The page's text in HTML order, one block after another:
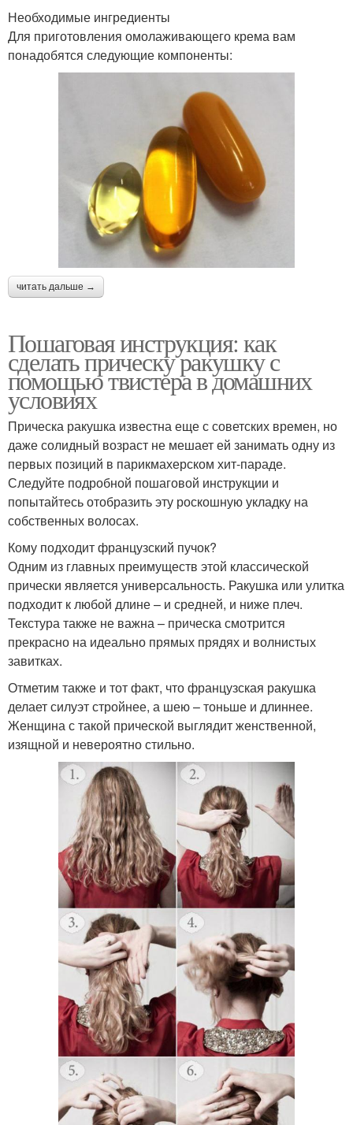
Необходимые ингредиенты
Для приготовления омолаживающего крема вам
понадобятся следующие компоненты:
читать дальше →
Пошаговая инструкция: как
сделать прическу ракушку с
помощью твистера в домашних
условиях
Прическа ракушка известна еще с советских времен, но
даже солидный возраст не мешает ей занимать одну из
первых позиций в парикмахерском хит-параде.
Следуйте подробной пошаговой инструкции и
попытайтесь отобразить эту роскошную укладку на
собственных волосах.
Кому подходит французский пучок?
Одним из главных преимуществ этой классической
прически является универсальность. Ракушка или улитка
подходит к любой длине – и средней, и ниже плеч.
Текстура также не важна – прическа смотрится
прекрасно на идеально прямых прядях и волнистых
завитках.
Отметим также и тот факт, что французская ракушка
делает силуэт стройнее, а шею – тоньше и длиннее.
Женщина с такой прической выглядит женственной,
изящной и невероятно стильно.